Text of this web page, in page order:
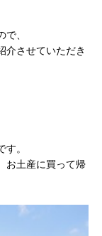
、
介させていただき
。
お土産に買って帰